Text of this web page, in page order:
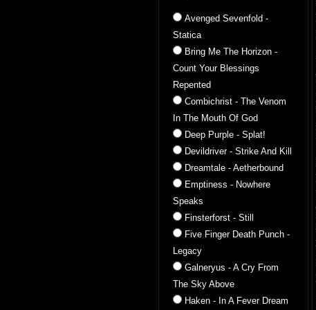
Avenged Sevenfold -
Statica
Bring Me The Horizon -
Count Your Blessings
Repented
Combichrist - The Venom
In The Mouth Of God
Deep Purple - Splat!
Devildriver - Strike And Kill
Dreamtale - Aetherbound
Emptiness - Nowhere
Speaks
Finsterforst - Still
Five Finger Death Punch -
Legacy
Galneryus - A Cry From
The Sky Above
Haken - In A Fever Dream